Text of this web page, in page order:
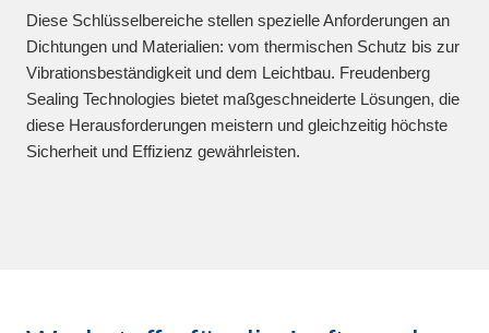
Diese Schlüsselbereiche stellen spezielle Anforderungen an
Dichtungen und Materialien: vom thermischen Schutz bis zur
Vibrationsbeständigkeit und dem Leichtbau. Freudenberg
Sealing Technologies bietet maßgeschneiderte Lösungen, die
diese Herausforderungen meistern und gleichzeitig höchste
Sicherheit und Effizienz gewährleisten.